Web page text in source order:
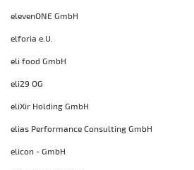
elevenONE GmbH
elforia e.U.
eli food GmbH
eli29 OG
eliXir Holding GmbH
elias Performance Consulting GmbH
elicon - GmbH